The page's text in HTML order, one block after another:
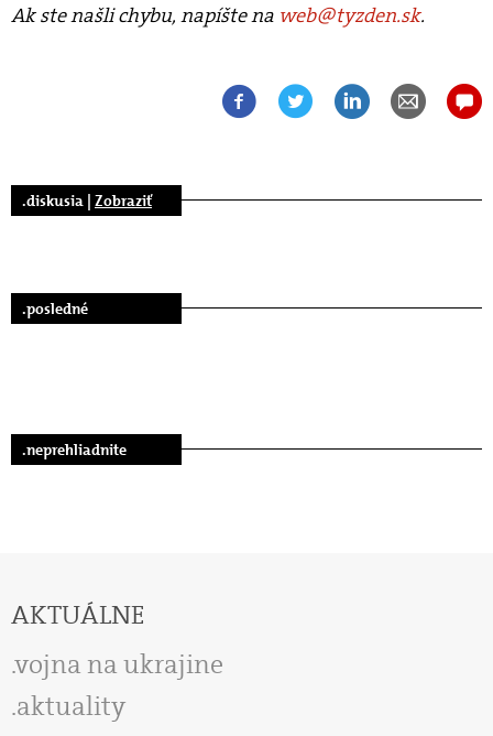
Ak ste našli chybu, napíšte na web@tyzden.sk.
.diskusia | Zobraziť
.posledné
.neprehliadnite
AKTUÁLNE
vojna na ukrajine
aktuality